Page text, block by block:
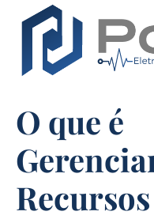
O que é